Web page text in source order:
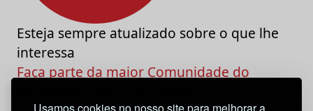
Esteja sempre atualizado sobre o que lhe
interessa
Faça parte da maior Comunidade do